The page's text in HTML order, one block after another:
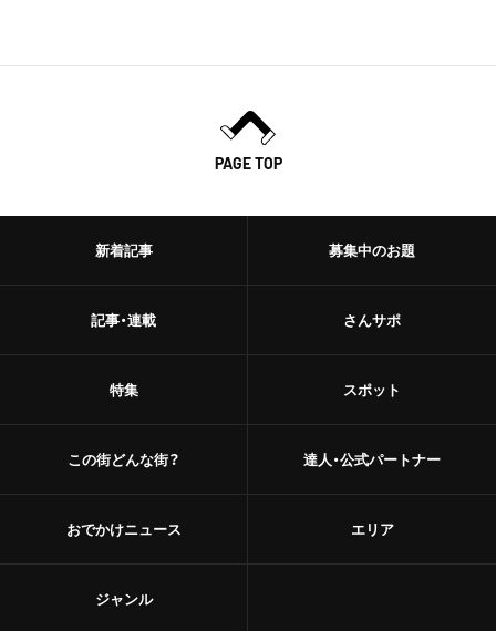
PAGE TOP
新着記事
記事・連載
特集
この街どんな街？
おでかけニュース
募集中のお題
さんサポ
スポット
達人・公式パートナー
エリア
ジャンル